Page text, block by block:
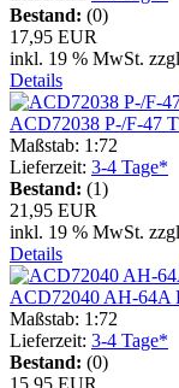
Bestand: (0)
17,95 EUR
inkl. 19 % MwSt.
Details
ACD72038 P-/F-47
Maßstab: 1:72
Lieferzeit: 3-4 Tage*
Bestand: (1)
21,95 EUR
inkl. 19 % MwSt.
Details
ACD72040 AH-64A
Maßstab: 1:72
Lieferzeit: 3-4 Tage*
Bestand: (0)
15,95 EUR